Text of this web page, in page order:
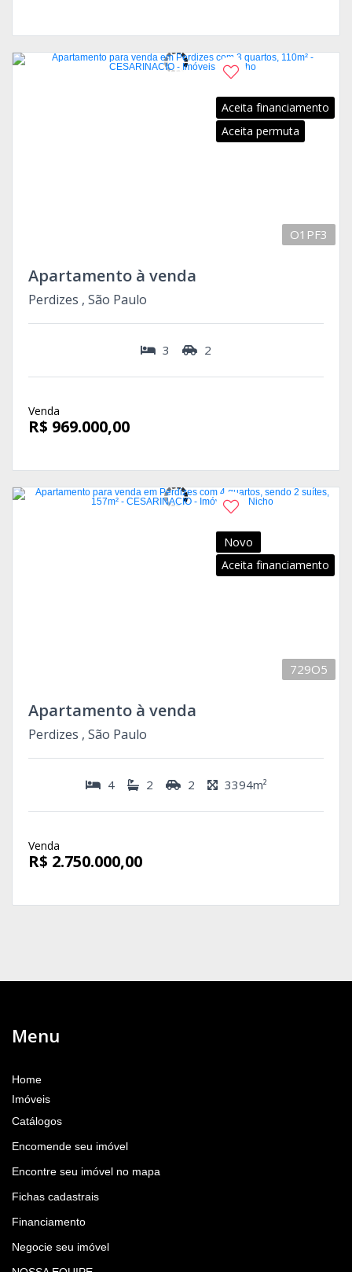
Aceita financiamento
Aceita permuta
O1PF3
Apartamento à venda
Perdizes , São Paulo
3 2
Venda
R$ 969.000,00
Novo
Aceita financiamento
729O5
Apartamento à venda
Perdizes , São Paulo
4 2 2 3394m²
Venda
R$ 2.750.000,00
Menu
Home
Imóveis
Catálogos
Encomende seu imóvel
Encontre seu imóvel no mapa
Fichas cadastrais
Financiamento
Negocie seu imóvel